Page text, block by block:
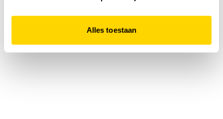
Alles toestaan